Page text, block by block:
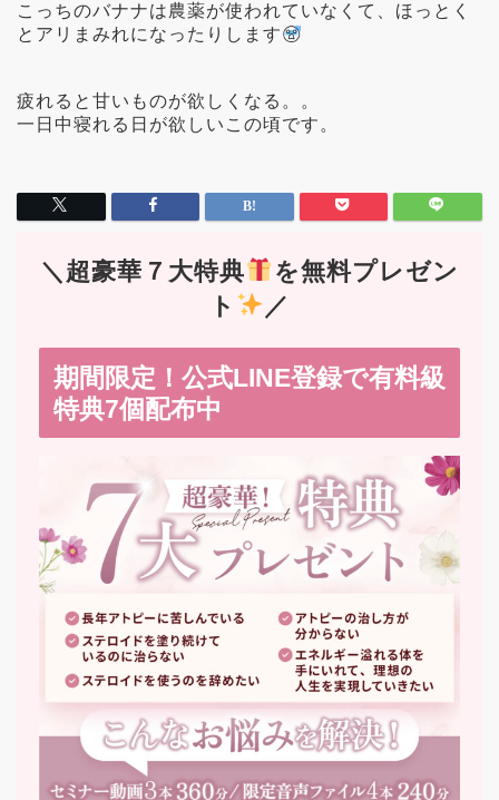
こっちのバナナは農薬が使われていなくて、ほっとく
とアリまみれになったりします
疲れると甘いものが欲しくなる。。
一日中寝れる日が欲しいこの頃です。
＼超豪華７大特典
を無料プレゼン
ト
／
期間限定！公式LINE登録で有料級
特典7個配布中